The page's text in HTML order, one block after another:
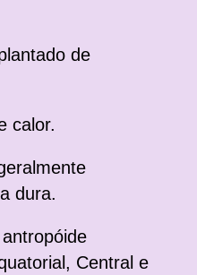
de
calor.
dura.
Central e